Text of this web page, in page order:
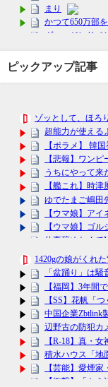
ピックアップ記事